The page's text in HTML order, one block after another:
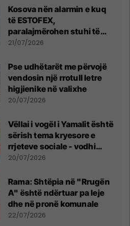
Kosova nën alarmin e kuq
të ESTOFEX,
paralajmërohen stuhi të
fuqishme me breshër dhe
21/07/2026
Pse udhëtarët me përvojë
vendosin një rrotull letre
higjienike në valixhe
20/07/2026
Vëllai i vogël i Yamalit është
sërish tema kryesore e
rrjeteve sociale - vodhi
vëmendjen pas finales së
20/07/2026
Rama: Shtëpia në "Rrugën
A" është ndërtuar pa leje
dhe në pronë komunale
22/07/2026